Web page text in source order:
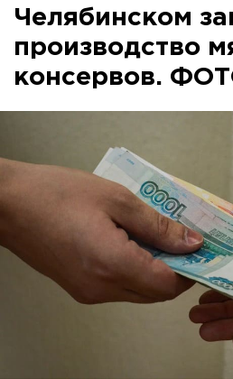
Челябинском
производство
консервов.